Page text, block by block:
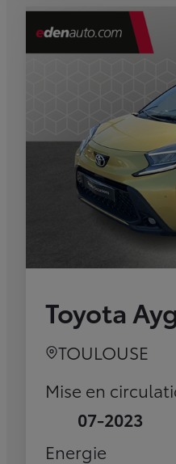
Toyota
TOULOUSE
Mise en
07-2023
Energie